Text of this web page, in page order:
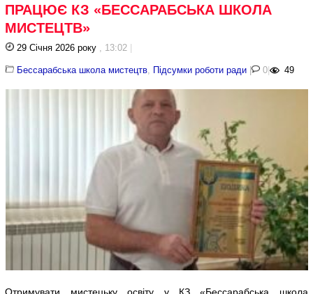
ПРАЦЮЄ КЗ «БЕССАРАБСЬКА ШКОЛА
МИСТЕЦТВ»
29 Січня 2026 року , 13:02 |
Бессарабська школа мистецтв Підсумки роботи ради | 0| 49